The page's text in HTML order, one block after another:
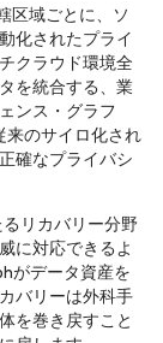
区域ごとに、ソ
化されたプライ
クラウド環境全
を統合する、業
ンス・グラフ
来のサイロ化され
確なプライバシ
リカバリー分野
に対応できるよ
がデータ資産を
バリーは外科手
を巻き戻すこと